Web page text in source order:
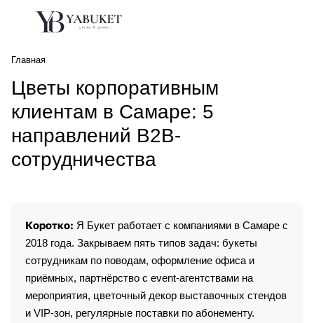
Главная
Цветы корпоративным
клиентам в Самаре: 5
направлений B2B-
сотрудничества
Коротко: Я Букет работает с компаниями в Самаре с
2018 года. Закрываем пять типов задач: букеты
сотрудникам по поводам, оформление офиса и
приёмных, партнёрство с event-агентствами на
мероприятия, цветочный декор выставочных стендов
и VIP-зон, регулярные поставки по абонементу.